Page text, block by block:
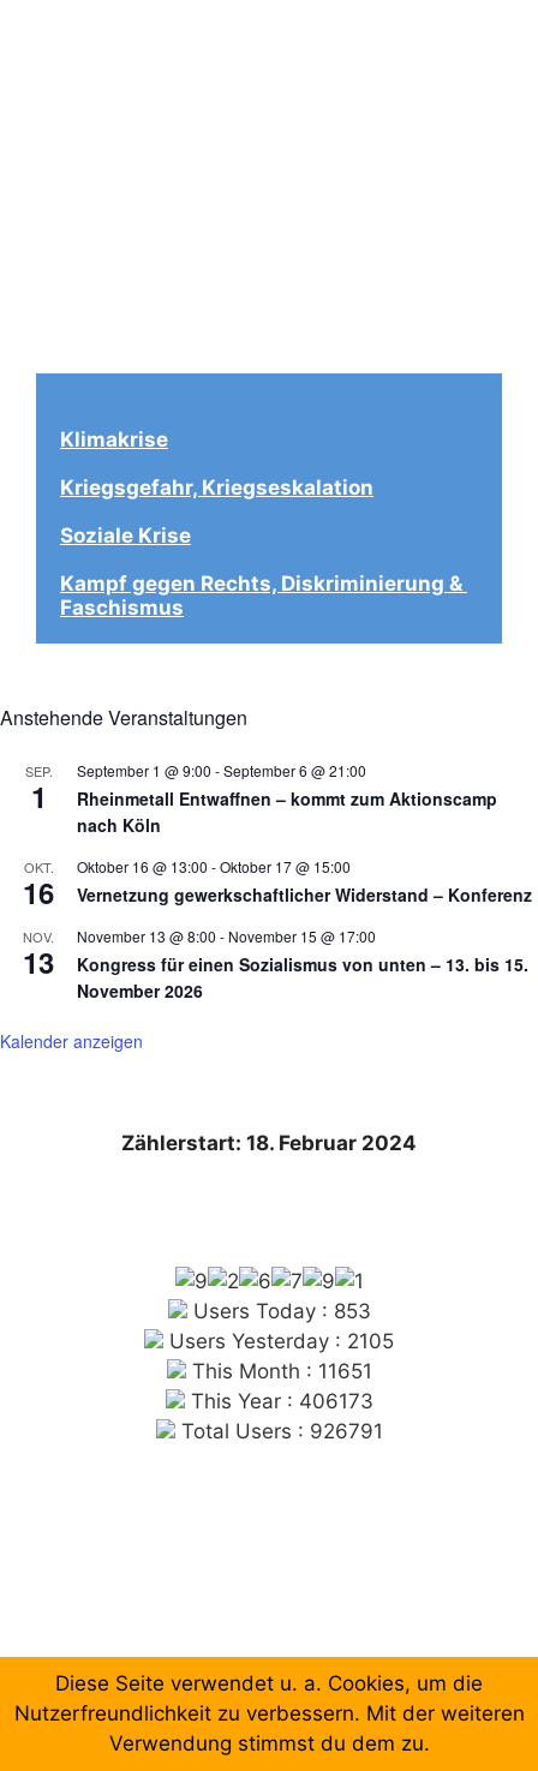
Klimakrise
Kriegsgefahr, Kriegseskalation
Soziale Krise
Kampf gegen Rechts, Diskriminierung &
Faschismus
Anstehende Veranstaltungen
SEP.
1
September 1 @ 9:00 -September 6 @ 21:00
Rheinmetall Entwaffnen – kommt zum Aktionscamp
nach Köln
OKT.
16
Oktober 16 @ 13:00 -Oktober 17 @ 15:00
Vernetzung gewerkschaftlicher Widerstand – Konferenz
NOV.
13
November 13 @ 8:00 - November 15 @ 17:00
Kongress für einen Sozialismus von unten – 13. bis 15.
November 2026
Kalender anzeigen
Zählerstart: 18. Februar 2024
Users Today : 853
Users Yesterday : 2105
This Month : 11651
This Year : 406173
Total Users : 926791
Chronologische Aufzählung der Beiträge
Diese Seite verwendet u. a. Cookies, um die
Nutzerfreundlichkeit zu verbessern. Mit der weiteren
Verwendung stimmst du dem zu.